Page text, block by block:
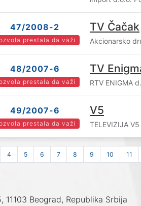
47/2008-2
prestala da važi
TV Čačak
Akcionarsko
48/2007-6
prestala da važi
TV
RTV ENIGMA
49/2007-6
prestala da važi
V5
TELEVIZIJA
4 5 6 7 8 9 10 11
11103 Beograd, Republika Srbija